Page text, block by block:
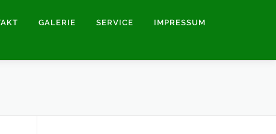
GALERIE SERVICE IMPRESSUM